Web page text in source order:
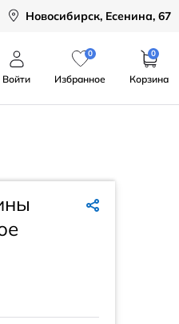
Новосибирск, Есенина, 67
Войти
0
Избранное
0
Корзина